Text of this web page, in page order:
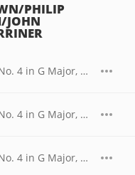
PHILIP
JOHN
BWV 1049: I. Allegro
BWV 1049: II. Andante
BWV 1049: III. Presto